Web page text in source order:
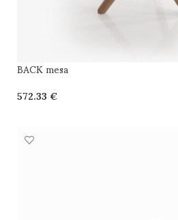
BACK mesa
€